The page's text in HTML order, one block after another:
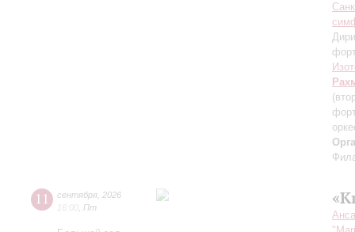
11 сентября 2026
16:00 Пт